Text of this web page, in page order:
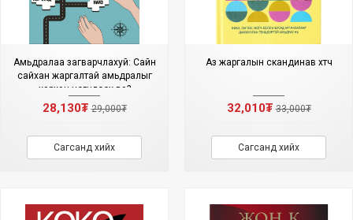
Амьдралаа загварчлахуй: Сайн
сайхан жаргалтай амьдралыг
хэрхэн цогцлоох вэ?
28,130₮29,000₮
Сагсанд хийх
Аз жаргалын скандинав хөтөч
32,010₮33,000₮
Сагсанд хийх